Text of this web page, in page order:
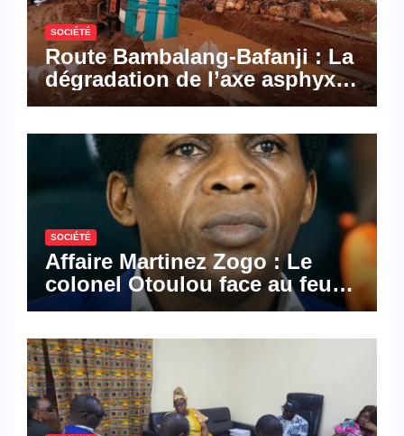
SOCIÉTÉ
Route Bambalang-Bafanji : La
dégradation de l’axe asphyxie
les activités économiques
SOCIÉTÉ
Affaire Martinez Zogo : Le
colonel Otoulou face au feu
croisé des avocats de la